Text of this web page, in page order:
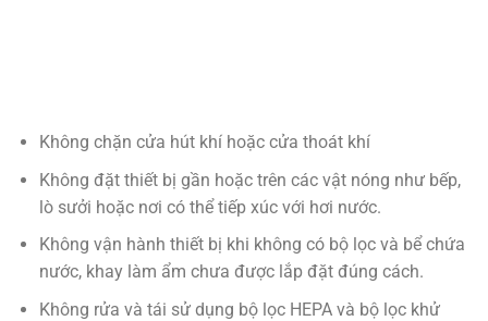
Không chặn cửa hút khí hoặc cửa thoát khí
Không đặt thiết bị gần hoặc trên các vật nóng như bếp,
lò sưởi hoặc nơi có thể tiếp xúc với hơi nước.
Không vận hành thiết bị khi không có bộ lọc và bể chứa
nước, khay làm ẩm chưa được lắp đặt đúng cách.
Không rửa và tái sử dụng bộ lọc HEPA và bộ lọc khử